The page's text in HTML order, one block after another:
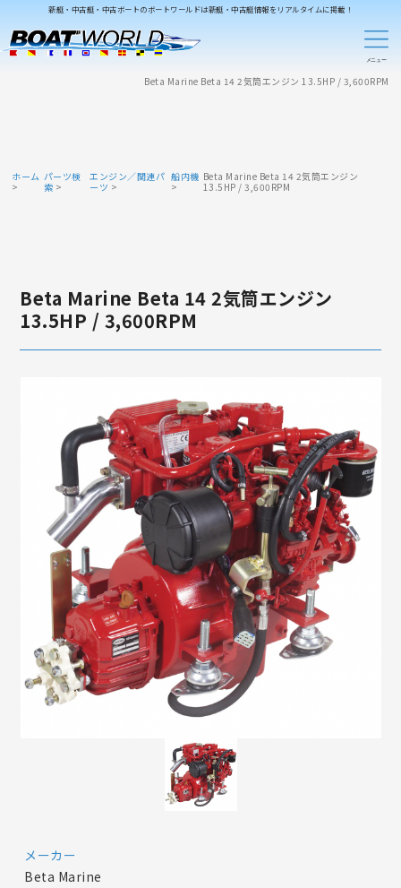
新艇・中古艇・中古ボートのボートワールドは新艇・中古艇情報をリアルタイムに掲載！
Beta Marine Beta 14 2気筒エンジン 13.5HP / 3,600RPM
ホーム パーツ検
索
エンジン／関連パ
ーツ
船内機 Beta Marine Beta 14 2気筒エンジン
13.5HP / 3,600RPM
Beta Marine Beta 14 2気筒エンジン
13.5HP / 3,600RPM
メーカー
Beta Marine